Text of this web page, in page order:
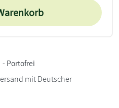
- Portofrei
mit Deutscher